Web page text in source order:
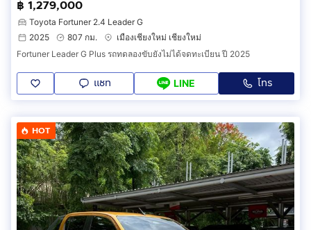
฿ 1,279,000
Toyota Fortuner 2.4 Leader G
2025
807 กม.
เมืองเชียงใหม่ เชียงใหม่
Fortuner Leader G Plus รถทดลองขับยังไม่ได้จดทะเบียน ปี 2025
แชท LINE โทร
HOT